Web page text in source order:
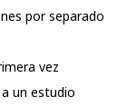
por separado
vez
un estudio